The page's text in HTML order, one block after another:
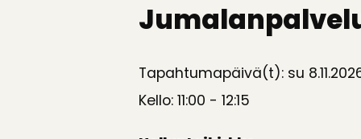
Tapahtumapäivä(t): su
Kello: 11:00 - 12:15